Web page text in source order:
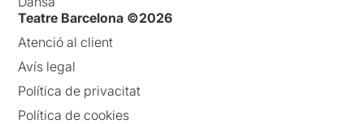
Teatre Barcelona ©2026
Atenció al client
Avís legal
Política de privacitat
Política de cookies